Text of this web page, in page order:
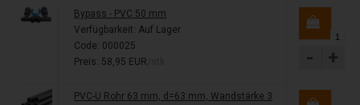
Bypass - PVC 50 mm
Verfügbarkeit: Auf Lager
Code: 000025
Preis: 58,95 EUR
- +
PVC-U Rohr 63 mm, d=63 mm, Wandstärke 3